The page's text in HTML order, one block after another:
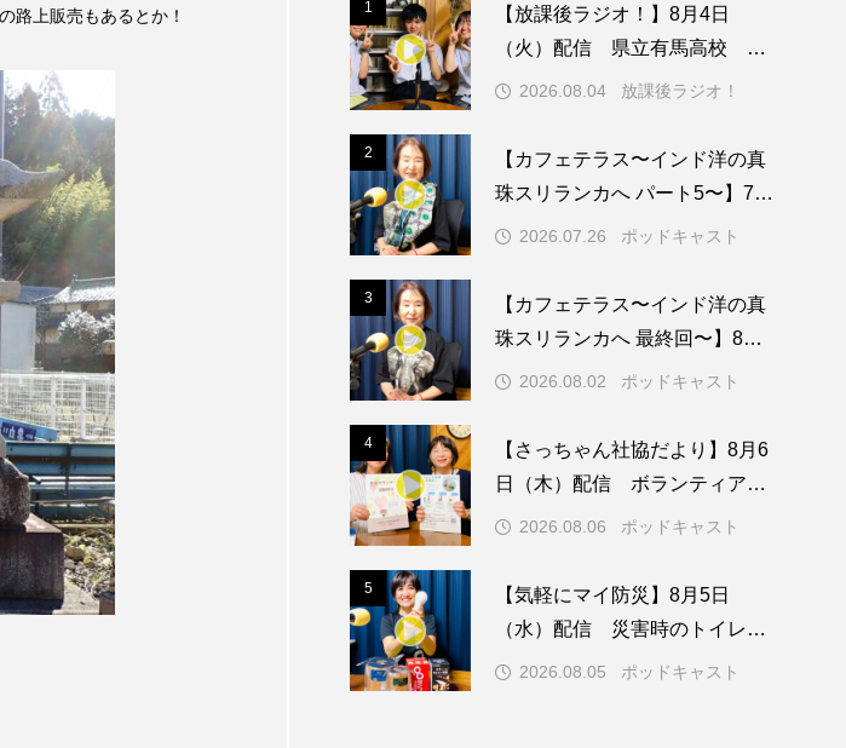
聞きたい、伝えたい
りのき台小学校
あや わらべうたベビーマッサージ
ス アニバーサリースクラップブッキング
アメリカ映画 アメリカ製作
アル・パチーノ アン・ハサウェイ
ス イギリス映画 イギリス製作 イタリア
インド映画 ウィキッド
ウインド・アンサンブル・コスモス
エミリア・ペレス エミリー・ワトソン
てグレイト。 エンターテインメント オダギリジョー
カフェテラス
路上販売もあるとか！ 1
【放課後ラジオ！】8月4日
（火）配信 県立有馬高校 第
74回兵庫学校農業クラブ連盟大
2026.08.04 放課後ラジオ！
2
【カフェテラス〜インド洋の真
珠スリランカへ パート5〜】7月
26日（日）配信 憧れのツリー
2026.07.26 ポッドキャスト
3
【カフェテラス〜インド洋の真
珠スリランカへ 最終回〜】8月2
日（日）配信 いよいよ友人宅
2026.08.02 ポッドキャスト
4
【さっちゃん社協だより】8月6
日（木）配信 ボランティア活
動センターを紹介します
2026.08.06 ポッドキャスト
5
【気軽にマイ防災】8月5日
（水）配信 災害時のトイレに
ついて
2026.08.05 ポッドキャスト